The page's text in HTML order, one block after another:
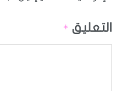
التعليق *